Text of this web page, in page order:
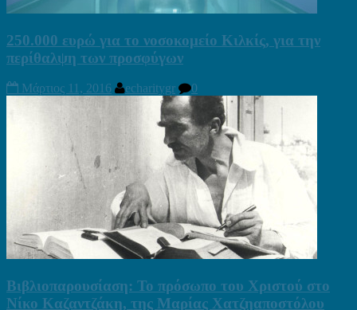
250.000 ευρώ για το νοσοκομείο Κιλκίς, για την
περίθαλψη των προσφύγων
Μάρτιος 11, 2016 echaritygr 0
Βιβλιοπαρουσίαση: Το πρόσωπο του Χριστού στο
Νίκο Καζαντζάκη, της Μαρίας Χατζηαποστόλου